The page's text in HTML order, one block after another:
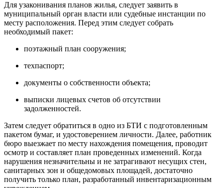
Для узаконивания планов жилья, следует заявить в
муниципальный орган власти или судебные инстанции по
месту расположения. Перед этим следует собрать
необходимый пакет:
поэтажный план сооружения;
техпаспорт;
документы о собственности объекта;
выписки лицевых счетов об отсутствии
задолженностей.
Затем следует обратиться в одно из БТИ с подготовленным
пакетом бумаг, и удостоверением личности. Далее, работник
бюро выезжает по месту нахождения помещения, проводит
осмотр и составляет план проведенных изменений. Когда
нарушения незначительны и не затрагивают несущих стен,
санитарных зон и общедомовых площадей, достаточно
получить только план, разработанный инвентаризационным